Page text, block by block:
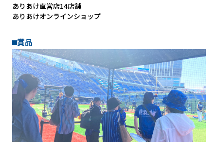
ありあけ直営店14店舗
ありあけオンラインショップ
⬛︎賞品